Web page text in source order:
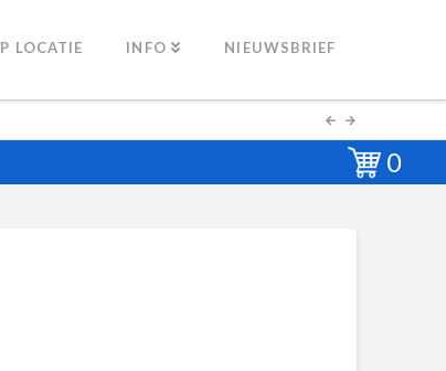
LOCATIE INFO NIEUWSBRIEF
0